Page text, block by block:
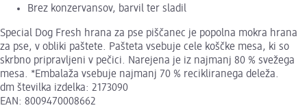
Brez konzervansov, barvil ter sladil
Special Dog Fresh hrana za pse piščanec je popolna mokra hrana
za pse, v obliki paštete. Pašteta vsebuje cele koščke mesa, ki so
skrbno pripravljeni v pečici. Narejena je iz najmanj 80 % svežega
mesa. *Embalaža vsebuje najmanj 70 % recikliranega deleža.
dm številka izdelka: 2173090
EAN: 8009470008662